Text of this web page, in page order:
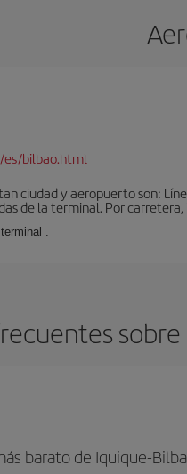
bilbao.html
ciudad y aeropuerto son:
de la terminal. Por
.
barato de Iquique-